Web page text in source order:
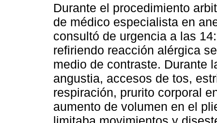
Durante el procedimiento
de médico especialista en
consultó de urgencia a las
refiriendo reacción alérgica
medio de contraste. Durante
angustia, accesos de tos,
respiración, prurito corporal
aumento de volumen en el